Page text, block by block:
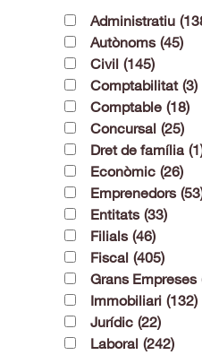
Administratiu
Autònoms (45)
Civil (145)
Comptabilitat (3)
Comptable (18)
Concursal (25)
Dret de família
Econòmic (26)
Emprenedors
Entitats (33)
Filials (46)
Fiscal (405)
Grans Empreses
Immobiliari (132)
Jurídic (22)
Laboral (242)